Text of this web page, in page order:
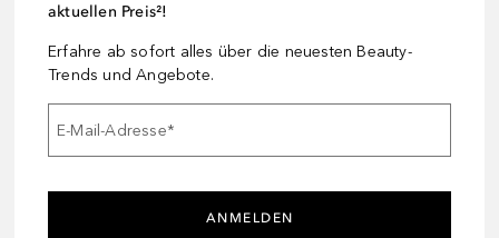
aktuellen Preis²!
Erfahre ab sofort alles über die neuesten Beauty-
Trends und Angebote.
E-Mail-Adresse*
ANMELDEN